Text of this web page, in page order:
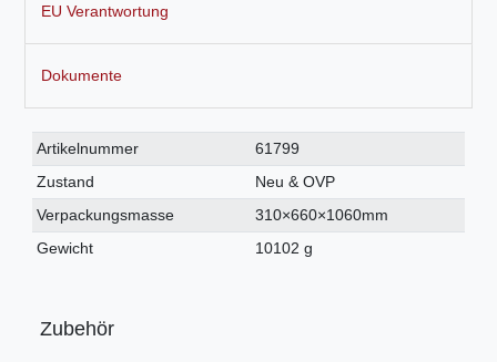
EU Verantwortung
Dokumente
Technisches
Merkmal
Wert
Artikelnummer
61799
Zustand
Neu & OVP
Verpackungsmasse
310×660×1060mm
Gewicht
10102 g
Zubehör